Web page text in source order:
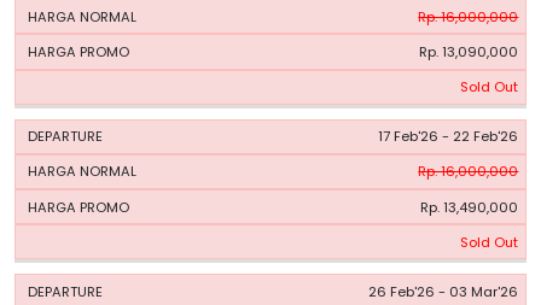
Rp. 16,000,000
Rp. 13,090,000
Sold Out
17 Feb'26 - 22 Feb'26
Rp. 16,000,000
Rp. 13,490,000
Sold Out
26 Feb'26 - 03 Mar'26